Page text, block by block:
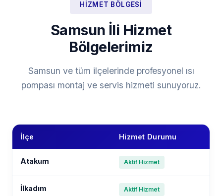
HIZMET BÖLGESI
Samsun İli Hizmet
Bölgelerimiz
Samsun ve tüm ilçelerinde profesyonel ısı
pompası montaj ve servis hizmeti sunuyoruz.
İlçe Hizmet Durumu
Atakum Aktif Hizmet
İlkadım Aktif Hizmet